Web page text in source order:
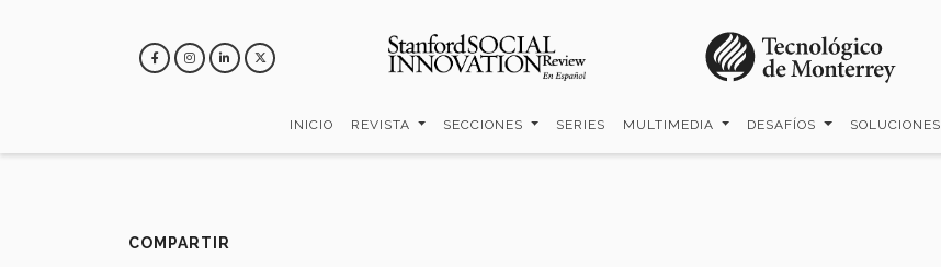
INICIO REVISTA SECCIONES SERIES MULTIMEDIA DESAFÍOS SOLUCIONES
COMPARTIR